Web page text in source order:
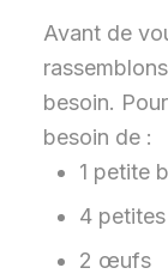
Avant de
besoin.
besoin de :
1 petite
4
2 œufs